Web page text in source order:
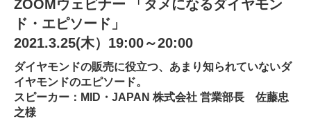
ZOOMウェビナー 「タメになるダイヤモン
ド・エピソード」
2021.3.25(木）19:00～20:00
ダイヤモンドの販売に役立つ、あまり知られていないダ
イヤモンドのエピソード。
スピーカー：MID・JAPAN 株式会社 営業部長 佐藤忠
之様